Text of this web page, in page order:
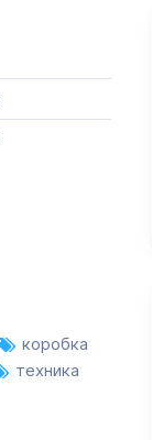
коробка
техника